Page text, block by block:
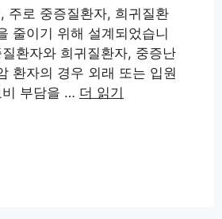
주로 중증질환자, 희귀질환
줄이기 위해 설계되었습니
환자와 희귀질환자, 중증난
환자의 경우 외래 또는 입원
비 부담을 … 더 읽기